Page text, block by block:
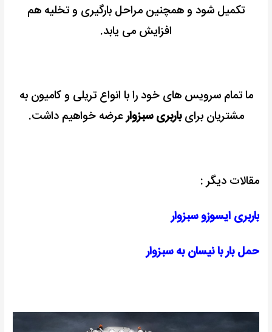
تکمیل شود و همچنین مراحل بارگیری و تخلیه هم
افزایش می یابد.
ما تمام سرویس های خود را با انواع تریلی و کامیون به
مشتریان برایباربری سبزوارعرضه خواهیم داشت.
مقالات دیگر :
باربری ایسوزو سبزوار
حمل بار با نیسان به سبزوار